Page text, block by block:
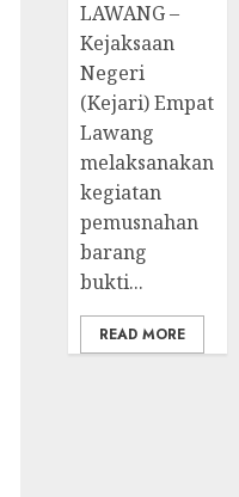
LAWANG –
Kejaksaan
Negeri
(Kejari) Empat
Lawang
melaksanakan
kegiatan
pemusnahan
barang
bukti...
READ MORE